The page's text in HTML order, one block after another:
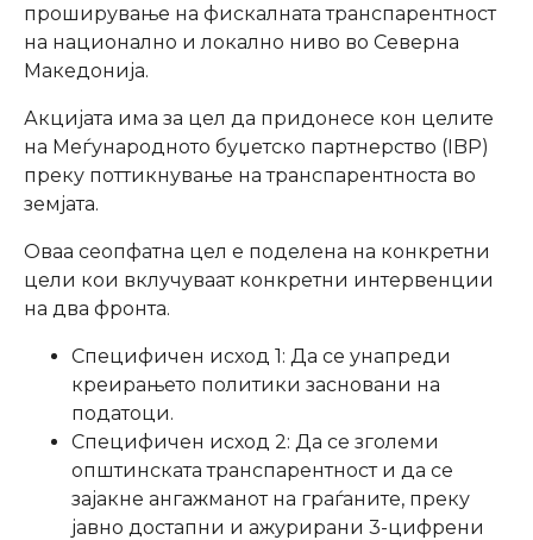
проширување на фискалната транспарентност
на национално и локално ниво во Северна
Македонија.
Акцијата има за цел да придонесе кон целите
на Меѓународното буџетско партнерство (IBP)
преку поттикнување на транспарентноста во
земјата.
Оваа сеопфатна цел е поделена на конкретни
цели кои вклучуваат конкретни интервенции
на два фронта.
Специфичен исход 1: Да се унапреди
креирањето политики засновани на
податоци.
Специфичен исход 2: Да се зголеми
општинската транспарентност и да се
зајакне ангажманот на граѓаните, преку
јавно достапни и ажурирани 3-цифрени